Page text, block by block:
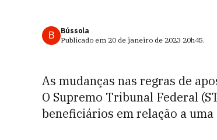
B
Bússola
Publicado em 20 de janeiro de 2023 20h45.
As mudanças nas regras de
O Supremo Tribunal Federal
beneficiários em relação a